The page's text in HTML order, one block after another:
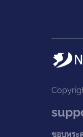
ขอบพระ